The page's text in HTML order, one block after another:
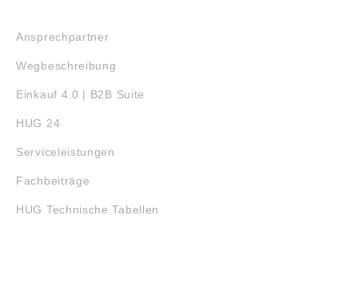
Ansprechpartner
Wegbeschreibung
Einkauf 4.0 | B2B Suite
HUG 24
Serviceleistungen
Fachbeiträge
HUG Technische Tabellen